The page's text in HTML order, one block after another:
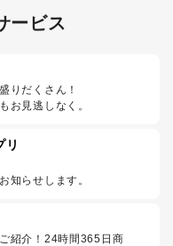
ービス
りだくさん！
お見逃しなく。
リ
知らせします。
紹介！24時間365日商